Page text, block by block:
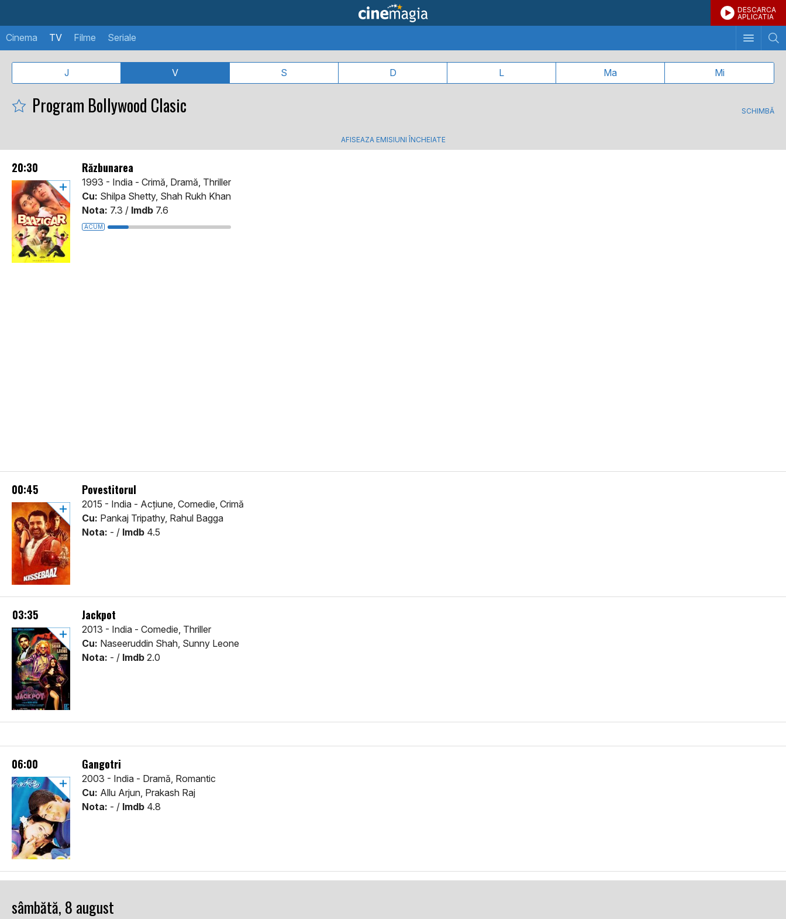
DESCARCA
APLICATIA
Cinema TV Filme Seriale
J V S D L Ma Mi
Program Bollywood Clasic SCHIMBĂ
AFISEAZA EMISIUNI ÎNCHEIATE
20:30 Răzbunarea
1993 - India - Crimă, Dramă, Thriller
Cu: Shilpa Shetty, Shah Rukh Khan
Nota: 7.3 / Imdb 7.6
ACUM
00:45 Povestitorul
2015 - India - Acţiune, Comedie, Crimă
Cu: Pankaj Tripathy, Rahul Bagga
Nota: - / Imdb 4.5
03:35 Jackpot
2013 - India - Comedie, Thriller
Cu: Naseeruddin Shah, Sunny Leone
Nota: - / Imdb 2.0
06:00 Gangotri
2003 - India - Dramă, Romantic
Cu: Allu Arjun, Prakash Raj
Nota: - / Imdb 4.8
sâmbătă, 8 august